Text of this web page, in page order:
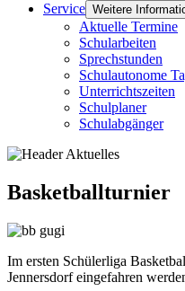
Service Weitere
Aktuelle Termine
Schularbeiten
Sprechstunden
Schulautonome
Unterrichtszeiten
Schulplaner
Schulabgänger
Basketballturnier
Im ersten Schülerliga
Jennersdorf eingefahren